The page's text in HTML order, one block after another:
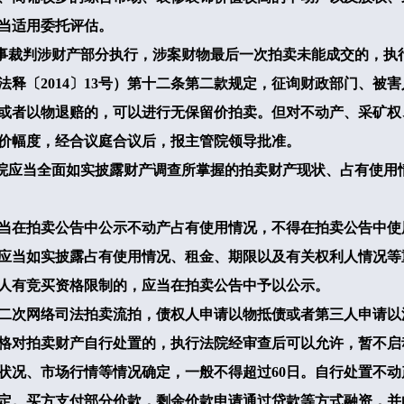
适用委托评估。
裁判涉财产部分执行，涉案财物最后一次拍卖未能成交的，
释〔2014〕 13号）第十二条第二款规定，征询财政部门、被
者以物退赔的，可以进行无保留价拍卖。但对不动产、采矿
度，经合议庭合议后，报主管院领导批准。
应当全面如实披露财产调查所掌握的拍卖财产现状、占有使
卖公告中公示不动产占有使用情况，不得在拍卖公告中使
当如实披露占有使用情况、租金、期限以及有关权利人情况
买资格限制的，应当在拍卖公告中予以公示。
次网络司法拍卖流拍，债权人申请以物抵债或者第三人申请
对拍卖财产自行处置的，执行法院经审查后可以允许，暂不
、市场行情等情况确定，一般不得超过60 日。自行处置不
。买方支付部分价款，剩余价款申请通过贷款等方式融资，